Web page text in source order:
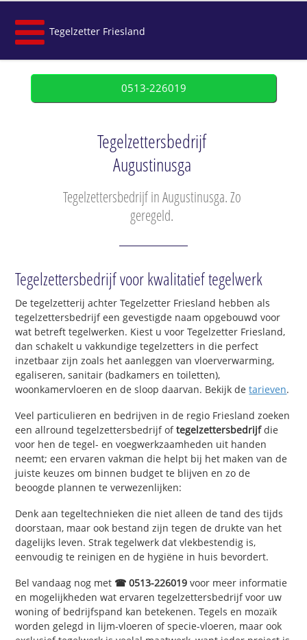
Tegelzetter Friesland
0513-226019
Tegelzettersbedrijf
Augustinusga
Tegelzettersbedrijf in Augustinusga. Zo
geregeld.
Tegelzettersbedrijf voor kwalitatief tegelwerk
De tegelzetterij achter Tegelzetter Friesland hebben als
tegelzettersbedrijf een gevestigde naam opgebouwd voor
wat betreft tegelwerken. Kiest u voor Tegelzetter Friesland,
dan schakelt u vakkundige tegelzetters in die perfect
inzetbaar zijn zoals het aanleggen van vloerverwarming,
egaliseren, sanitair (badkamers en toiletten),
woonkamervloeren en de sloop daarvan. Bekijk detarieven.
Veel particulieren en bedrijven in de regio Friesland zoeken
een allround tegelzettersbedrijf oftegelzettersbedrijfdie
voor hen de tegel- en voegwerkzaamheden uit handen
neemt; een ervaren vakman die helpt bij het maken van de
juiste keuzes om binnen budget te blijven en zo de
beoogde plannen te verwezenlijken:
Denk aan tegeltechnieken die niet alleen de tand des tijds
doorstaan, maar ook bestand zijn tegen de drukte van het
dagelijks leven. Strak tegelwerk dat vlekbestendig is,
eenvoudig te reinigen en de hygiëne in huis bevordert.
Bel vandaag nog met ☎ 0513-226019 voor meer informatie
en mogelijkheden wat ervaren tegelzettersbedrijf voor uw
woning of bedrijfspand kan betekenen. Tegels en mozaïk
worden gelegd in lijm-vloeren of specie-vloeren, maar ook